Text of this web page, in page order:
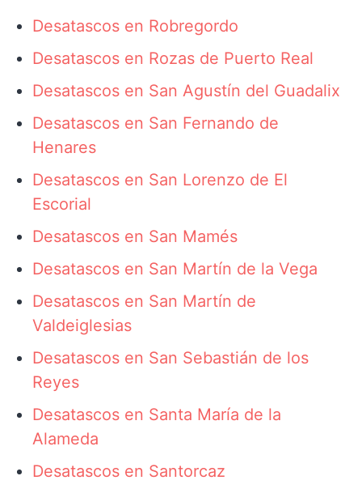
Desatascos en Robregordo
Desatascos en Rozas de Puerto Real
Desatascos en San Agustín del Guadalix
Desatascos en San Fernando de
Henares
Desatascos en San Lorenzo de El
Escorial
Desatascos en San Mamés
Desatascos en San Martín de la Vega
Desatascos en San Martín de
Valdeiglesias
Desatascos en San Sebastián de los
Reyes
Desatascos en Santa María de la
Alameda
Desatascos en Santorcaz